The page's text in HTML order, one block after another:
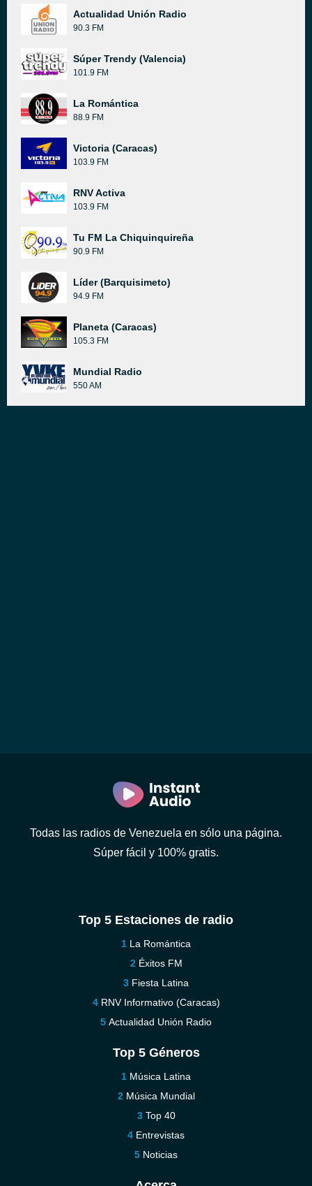
Actualidad Unión Radio
90.3 FM
Súper Trendy (Valencia)
101.9 FM
La Romántica
88.9 FM
Victoria (Caracas)
103.9 FM
RNV Activa
103.9 FM
Tu FM La Chiquinquireña
90.9 FM
Líder (Barquisimeto)
94.9 FM
Planeta (Caracas)
105.3 FM
Mundial Radio
550 AM
Todas las radios de Venezuela en sólo una página.
Súper fácil y 100% gratis.
Top 5 Estaciones de radio
La Romántica
Éxitos FM
Fiesta Latina
RNV Informativo (Caracas)
Actualidad Unión Radio
Top 5 Géneros
Música Latina
Música Mundial
Top 40
Entrevistas
Noticias